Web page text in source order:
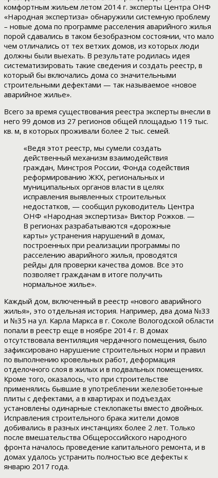
комфортным жильем летом 2014 г. эксперты Центра ОНФ
«Народная экспертиза» обнаружили системную проблему
– новые дома по программе расселения аварийного жилья
порой сдавались в таком безобразном состоянии, что мало
чем отличались от тех ветхих домов, из которых люди
должны были выехать. В результате родилась идея
систематизировать такие сведения и создать реестр, в
который бы включались дома со значительными
строительными дефектами — так называемое «новое
аварийное жилье».
Всего за время существования реестра эксперты внесли в
него 99 домов из 27 регионов общей площадью 119 тыс.
кв. м, в которых проживали более 2 тыс. семей.
«Ведя этот реестр, мы сумели создать
действенный механизм взаимодействия
граждан, Минстроя России, Фонда содействия
реформированию ЖКХ, региональных и
муниципальных органов власти в целях
исправления выявленных строительных
недостатков, — сообщил руководитель Центра
ОНФ «Народная экспертиза» Виктор Рожков. —
В регионах разрабатываются «дорожные
карты» устранения нарушений в домах,
построенных при реализации программы по
расселению аварийного жилья, проводятся
рейды для проверки качества домов. Все это
позволяет гражданам в итоге получить
нормальное жилье».
Каждый дом, включенный в реестр «нового аварийного
жилья», это отдельная история. Например, два дома №33
и №35 на ул. Карла Маркса в г. Соколе Вологодской области
попали в реестр еще в ноябре 2014 г. В домах
отсутствовала вентиляция чердачного помещения, было
зафиксировано нарушение строительных норм и правил
по выполнению кровельных работ, деформация
отделочного слоя в жилых и в подвальных помещениях.
Кроме того, оказалось, что при строительстве
применялись бывшие в употреблении железобетонные
плиты с дефектами, а в квартирах и подъездах
установлены одинарные стеклопакеты вместо двойных.
Исправления строительного брака жители домов
добивались в разных инстанциях более 2 лет. Только
после вмешательства Общероссийского народного
фронта началось проведение капитального ремонта, и в
домах удалось устранить полностью все дефекты к
январю 2017 года.